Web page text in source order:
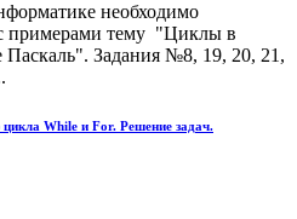
необходимо
примерами тему "Циклы в
Задания №8, 19, 20, 21,
While и For. Решение задач.